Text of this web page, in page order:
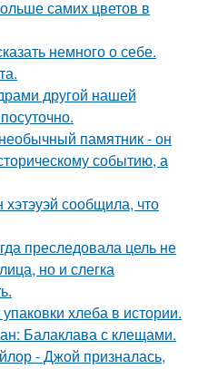
самих цветов в
немного о себе.
другой нашей
памятник - он
событию, а
хэтэуэй сообщила, что
преследовала цель не
но и слегка
хлеба в истории.
Балаклава с клещами.
- Джой призналась,